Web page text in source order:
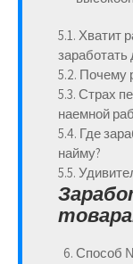
5.1. Хватит
заработать
5.2. Почему
5.3. Страх
наемной
5.4. Где
найму?
5.5.
Способ